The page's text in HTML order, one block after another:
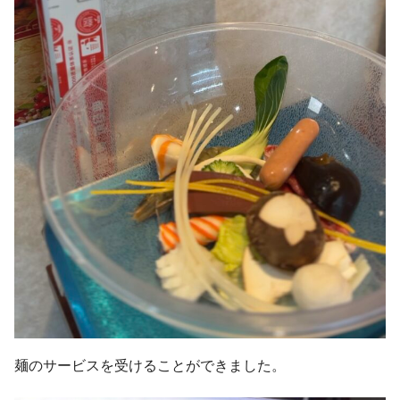
麺のサービスを受けることができました。